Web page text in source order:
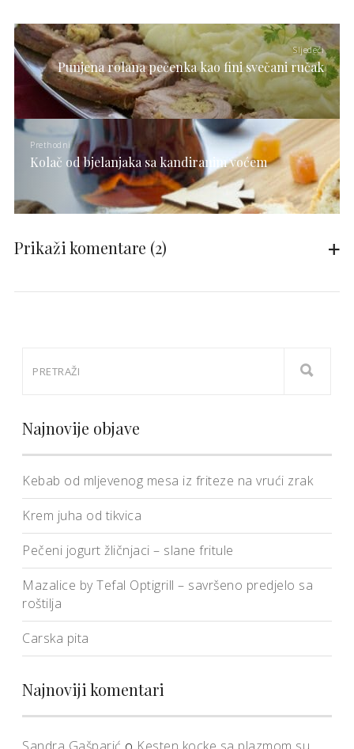
Sljedeći
Punjena rolana pečenka kao fini svečani ručak
Prethodni
Kolač od bjelanjaka sa kandiranim voćem
Prikaži komentare (2)
Najnovije objave
Kebab od mljevenog mesa iz friteze na vrući zrak
Krem juha od tikvica
Pečeni jogurt žličnjaci – slane fritule
Mazalice by Tefal Optigrill – savršeno predjelo sa
roštilja
Carska pita
Najnoviji komentari